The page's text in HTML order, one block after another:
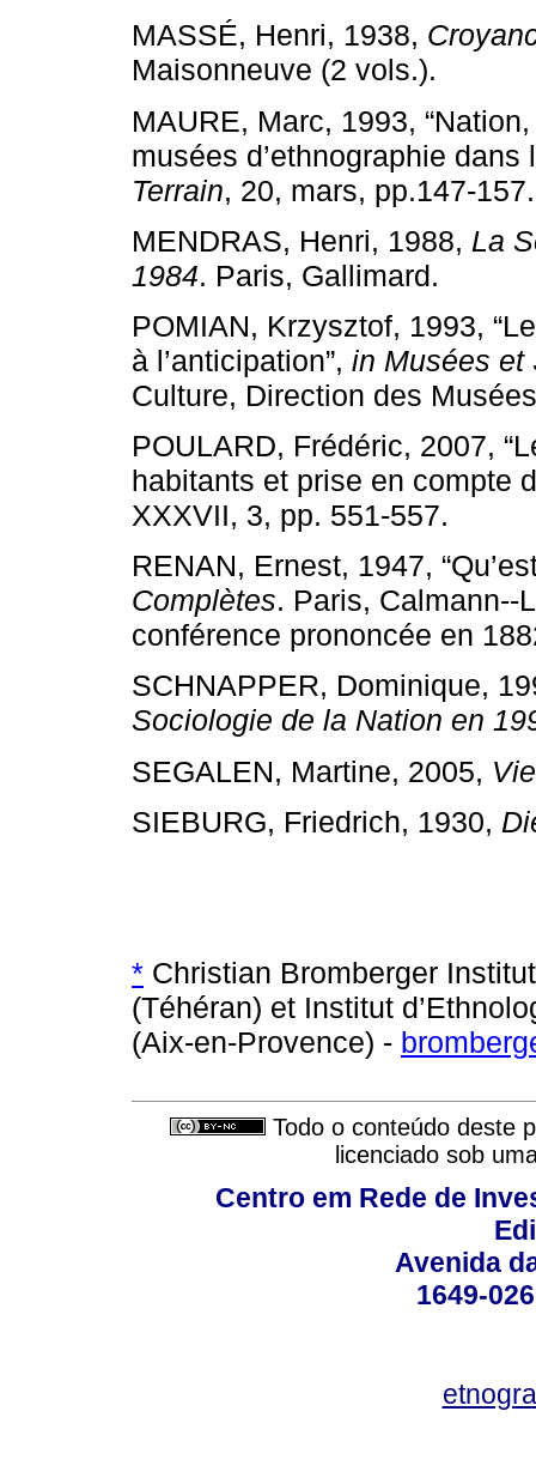
MASSÉ, Henri, 1938,
Maisonneuve (2 vols.).
MAURE, Marc, 1993,
musées d’ethnographie
Terrain, 20, mars, pp.147-157.
MENDRAS, Henri, 1988, La
1984. Paris, Gallimard.
POMIAN, Krzysztof, 1993,
à l’anticipation”, in Musées et
Culture, Direction des
POULARD, Frédéric, 2007,
habitants et prise en compte
XXXVII, 3, pp. 551-557.
RENAN, Ernest, 1947,
Complètes. Paris, Calmann--
conférence prononcée en
SCHNAPPER, Dominique,
Sociologie de la Nation en
SEGALEN, Martine, 2005,
SIEBURG, Friedrich, 1930,
* Christian Bromberger
(Téhéran) et Institut
(Aix-en-Provence) -
Todo o conteúdo deste
licenciado sob
Centro em Rede de
Avenida
1649-